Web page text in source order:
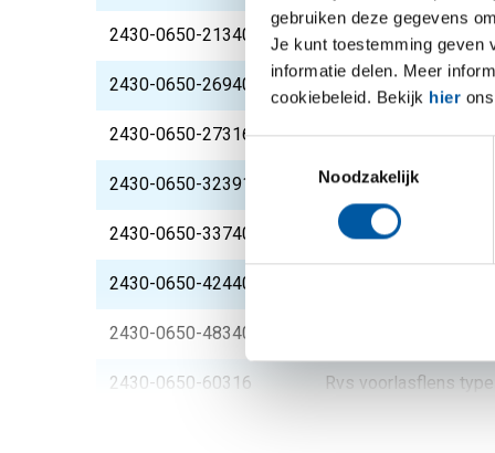
gebruiken deze gegevens
Je kunt toestemming geven
informatie delen. Meer
cookiebeleid. Bekijk hier
Noodzakelijk
2430-0650-21340 Rvs voorlasflens
2430-0650-26940 Rvs voorlasflens
2430-0650-27316 Rvs voorlasflens
2430-0650-323916 Rvs voorlasflens type
2430-0650-33740 Rvs voorlasflens
2430-0650-42440 Rvs voorlasflens
2430-0650-48340 Rvs voorlasflens
2430-0650-60316 Rvs voorlasflens